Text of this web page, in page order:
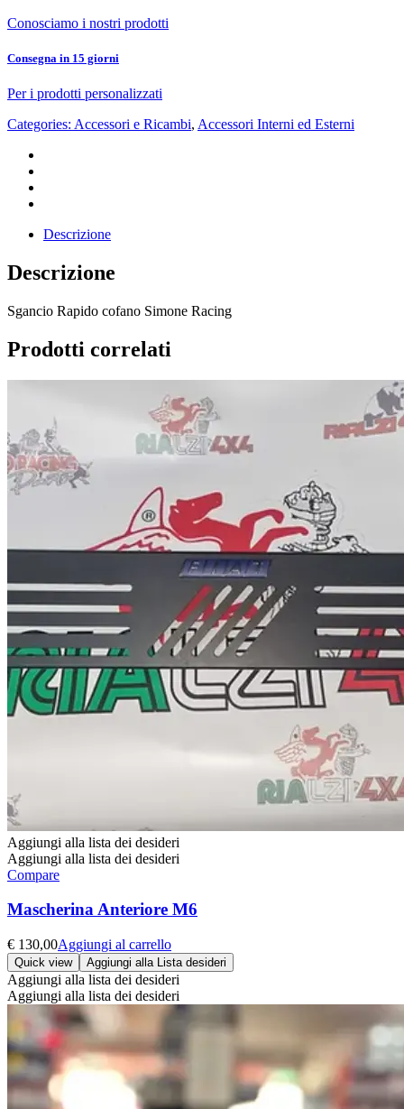
Conosciamo i nostri prodotti
Consegna in 15 giorni
Per i prodotti personalizzati
Categories: Accessori e Ricambi, Accessori Interni ed Esterni
Descrizione
Descrizione
Sgancio Rapido cofano Simone Racing
Prodotti correlati
Aggiungi alla lista dei desideri
Aggiungi alla lista dei desideri
Compare
Mascherina Anteriore M6
€ 130,00Aggiungi al carrello
Quick view Aggiungi alla Lista desideri
Aggiungi alla lista dei desideri
Aggiungi alla lista dei desideri